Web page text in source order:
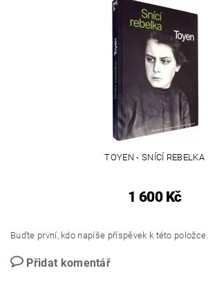
TOYEN - SNÍCÍ REBELKA
1 600 Kč
Buďte první, kdo napíše příspěvek k této položce.
Přidat komentář